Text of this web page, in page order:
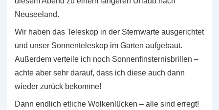
Neuseeland.
Wir haben das Teleskop in der Sternwarte ausgerichtet
und unser Sonnenteleskop im Garten aufgebaut.
Außerdem verteile ich noch Sonnenfinsternisbrillen –
achte aber sehr darauf, dass ich diese auch dann
wieder zurück bekomme!
Dann endlich etliche Wolkenlücken – alle sind erregt!